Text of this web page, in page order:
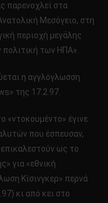
παρενοχλεί στα
Μεσόγειο, στη
περιοχή μεγάλης
πολιτική των ΗΠΑ».
η αγγλόγλωσση
της 17.2.97.
«ντοκουμέντο» έγινε
που έσπευσαν,
ως το
για «εθνική
Κίσινγκερ» περνά
κι από κει στο